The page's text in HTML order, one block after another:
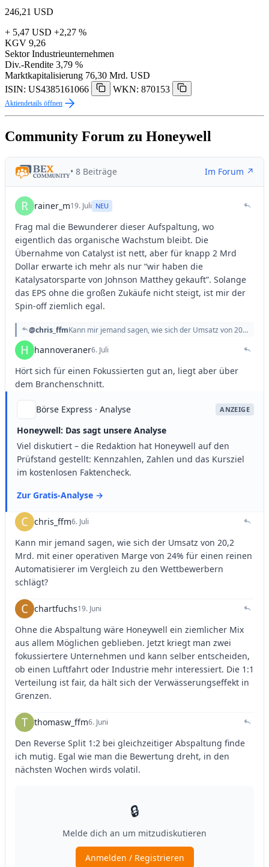
246,21 USD
+ 5,47 USD +2,27 %
KGV 9,26
Sektor Industrieunternehmen
Div.-Rendite 3,79 %
Marktkapitalisierung 76,30 Mrd. USD
ISIN: US4385161066
WKN: 870153
Aktiendetails öffnen
Community Forum zu Honeywell